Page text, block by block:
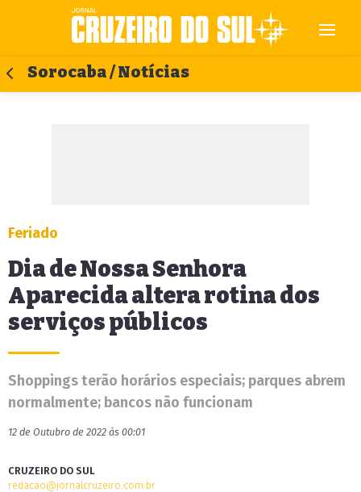
Sorocaba / Notícias
Feriado
Dia de Nossa Senhora
Aparecida altera rotina dos
serviços públicos
Shoppings terão horários especiais; parques abrem
normalmente; bancos não funcionam
12 de Outubro de 2022 às 00:01
CRUZEIRO DO SUL
redacao@jornalcruzeiro.com.br